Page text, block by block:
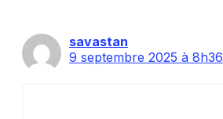
savastan
9 septembre 2025 à 8h36